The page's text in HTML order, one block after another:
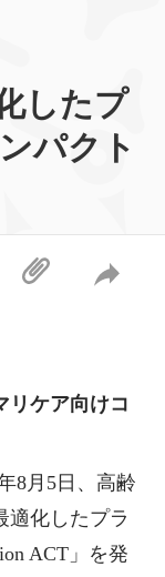
したプ
パクト
リケア向けコ
8月5日、高齢
適化したプラ
ACT」を発